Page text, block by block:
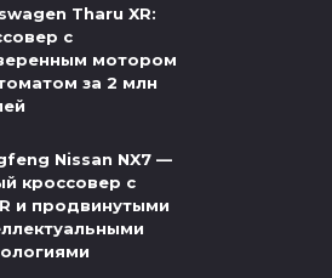
Tharu XR:
с
мотором
за 2 млн
Nissan NX7 —
кроссовер с
и продвинутыми